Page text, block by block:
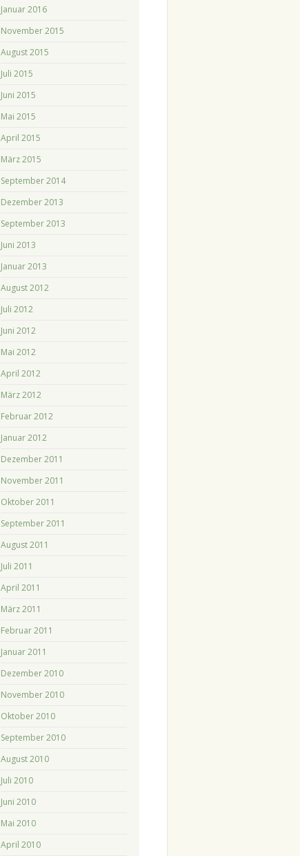
Januar 2016
November 2015
August 2015
Juli 2015
Juni 2015
Mai 2015
April 2015
März 2015
September 2014
Dezember 2013
September 2013
Juni 2013
Januar 2013
August 2012
Juli 2012
Juni 2012
Mai 2012
April 2012
März 2012
Februar 2012
Januar 2012
Dezember 2011
November 2011
Oktober 2011
September 2011
August 2011
Juli 2011
April 2011
März 2011
Februar 2011
Januar 2011
Dezember 2010
November 2010
Oktober 2010
September 2010
August 2010
Juli 2010
Juni 2010
Mai 2010
April 2010